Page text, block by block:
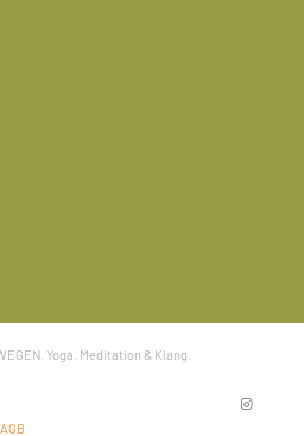
Yoga. Meditation & Klang.
AGB